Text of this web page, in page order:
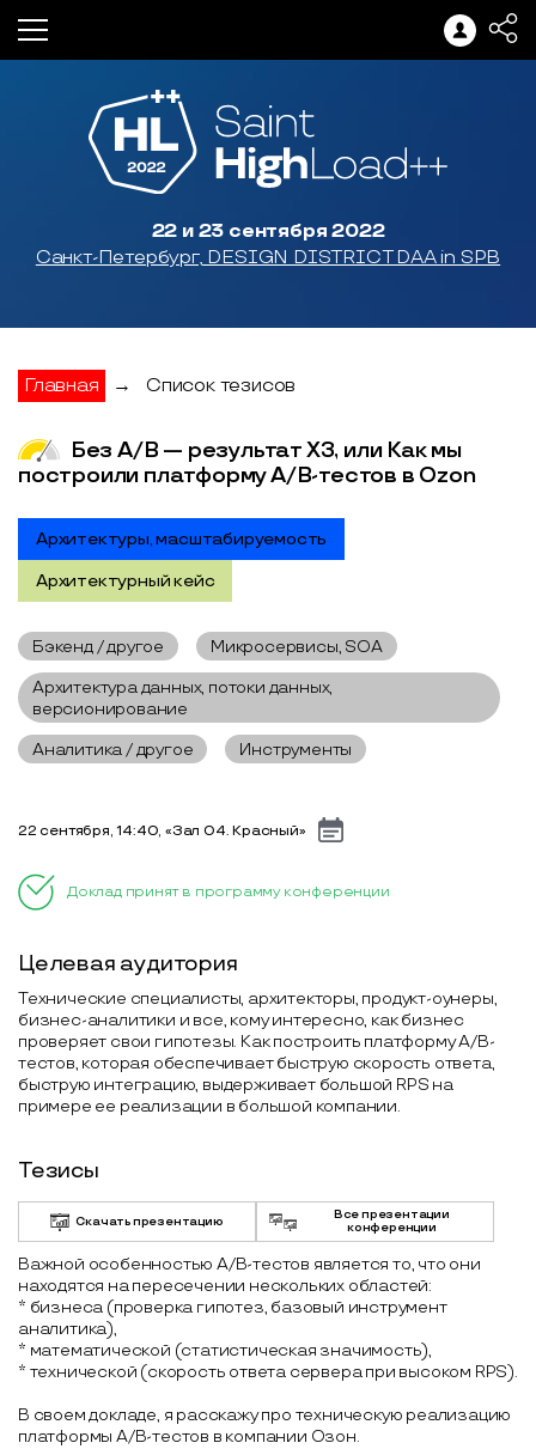
22 и 23 сентября 2022
Санкт-Петербург, DESIGN DISTRICT DAA in SPB
Главная → Список тезисов
Без A/B — результат XЗ, или Как мы
построили платформу A/B-тестов в Ozon
Архитектуры, масштабируемость
Архитектурный кейс
Бэкенд / другое
Микросервисы, SOA
Архитектура данных, потоки данных,
версионирование
Аналитика / другое
Инструменты
22 сентября, 14:40, «Зал 04. Красный»
Доклад принят в программу конференции
Целевая аудитория
Технические специалисты, архитекторы, продукт-оунеры,
бизнес-аналитики и все, кому интересно, как бизнес
проверяет свои гипотезы. Как построить платформу A/B-
тестов, которая обеспечивает быструю скорость ответа,
быструю интеграцию, выдерживает большой RPS на
примере ее реализации в большой компании.
Тезисы
Скачать презентацию
Все презентации
конференции
Важной особенностью A/B-тестов является то, что они
находятся на пересечении нескольких областей:
* бизнеса (проверка гипотез, базовый инструмент
аналитика),
* математической (статистическая значимость),
* технической (скорость ответа сервера при высоком RPS).
В своем докладе, я расскажу про техническую реализацию
платформы А/B-тестов в компании Озон.